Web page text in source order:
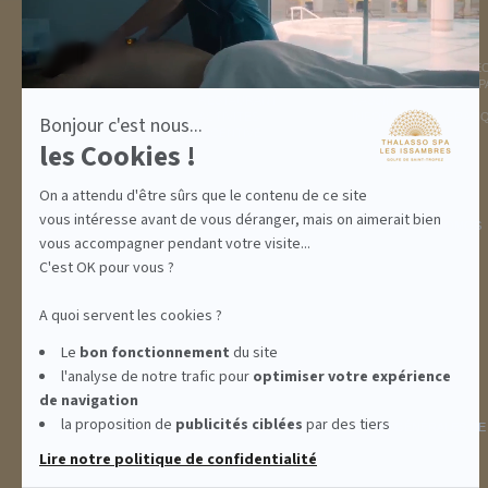
Bonjour c'est nous...
les Cookies !
On a attendu d'être sûrs que le contenu de ce site
vous intéresse avant de vous déranger, mais on aimerait bien
vous accompagner pendant votre visite...
C'est OK pour vous ?
A quoi servent les cookies ?
Le bon fonctionnement du site
l'analyse de notre trafic pour optimiservotre expérience
de navigation
la proposition de publicités ciblées par des tiers
Lire notre politique de confidentialité
DESTINATION
GOLFE DE ST TROPEZ
HÉBERGEMENTS
INCENTIVE
THALASSO SPA
LA THALASSO EN
CENTRE THALASSO
INFORMATIONS
ABONNEMENTS IDÉES CADEAUX PROMOS
INFORMATIONS CONDITIONS GÉNÉRALES